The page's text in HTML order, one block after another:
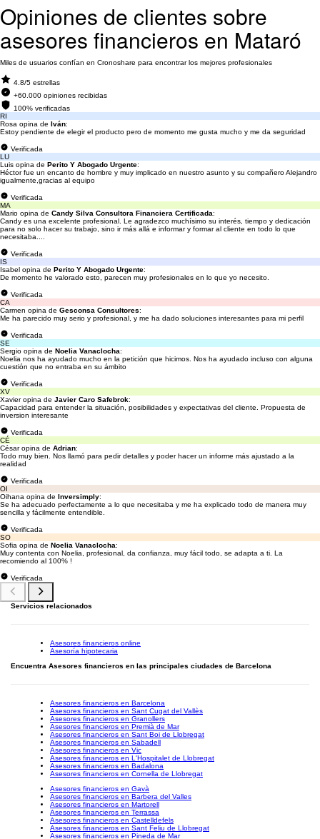
Opiniones de clientes sobre
asesores financieros en Mataró
Miles de usuarios confían en Cronoshare para encontrar los mejores profesionales
4.8/5 estrellas
+60.000 opiniones recibidas
100% verificadas
RI
Rosa opina de Iván:
Estoy pendiente de elegir el producto pero de momento me gusta mucho y me da seguridad
Verificada
LU
Luis opina de Perito Y Abogado Urgente:
Héctor fue un encanto de hombre y muy implicado en nuestro asunto y su compañero Alejandro
igualmente,gracias al equipo
Verificada
MA
Mario opina de Candy Silva Consultora Financiera Certificada:
Candy es una excelente profesional. Le agradezco muchísimo su interés, tiempo y dedicación
para no solo hacer su trabajo, sino ir más allá e informar y formar al cliente en todo lo que
necesitaba....
Verificada
IS
Isabel opina de Perito Y Abogado Urgente:
De momento he valorado esto, parecen muy profesionales en lo que yo necesito.
Verificada
CA
Carmen opina de Gesconsa Consultores:
Me ha parecido muy serio y profesional, y me ha dado soluciones interesantes para mi perfil
Verificada
SE
Sergio opina de Noelia Vanaclocha:
Noelia nos ha ayudado mucho en la petición que hicimos. Nos ha ayudado incluso con alguna
cuestión que no entraba en su ámbito
Verificada
XV
Xavier opina de Javier Caro Safebrok:
Capacidad para entender la situación, posibilidades y expectativas del cliente. Propuesta de
inversion interesante
Verificada
CÉ
César opina de Adrian:
Todo muy bien. Nos llamó para pedir detalles y poder hacer un informe más ajustado a la
realidad
Verificada
OI
Oihana opina de Inversimply:
Se ha adecuado perfectamente a lo que necesitaba y me ha explicado todo de manera muy
sencilla y fácilmente entendible.
Verificada
SO
Sofia opina de Noelia Vanaclocha:
Muy contenta con Noelia, profesional, da confianza, muy fácil todo, se adapta a ti. La
recomiendo al 100% !
Verificada
Servicios relacionados
Asesores financieros online
Asesoría hipotecaria
Encuentra Asesores financieros en las principales ciudades de Barcelona
Asesores financieros en Barcelona
Asesores financieros en Sant Cugat del Vallès
Asesores financieros en Granollers
Asesores financieros en Premià de Mar
Asesores financieros en Sant Boi de Llobregat
Asesores financieros en Sabadell
Asesores financieros en Vic
Asesores financieros en L'Hospitalet de Llobregat
Asesores financieros en Badalona
Asesores financieros en Cornella de Llobregat
Asesores financieros en Gavà
Asesores financieros en Barbera del Valles
Asesores financieros en Martorell
Asesores financieros en Terrassa
Asesores financieros en Castelldefels
Asesores financieros en Sant Feliu de Llobregat
Asesores financieros en Pineda de Mar